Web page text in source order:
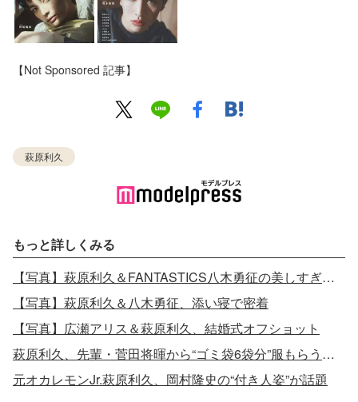
【Not Sponsored 記事】
萩原利久
もっと詳しくみる
【写真】萩原利久＆FANTASTICS八木勇征の美しすぎるバックハグ
【写真】萩原利久＆八木勇征、添い寝で密着
【写真】広瀬アリス＆萩原利久、結婚式オフショット
萩原利久、先輩・菅田将暉から“ゴミ袋6袋分”服もらうも本音
元オカレモンJr.萩原利久、岡村隆史の“付き人姿”が話題